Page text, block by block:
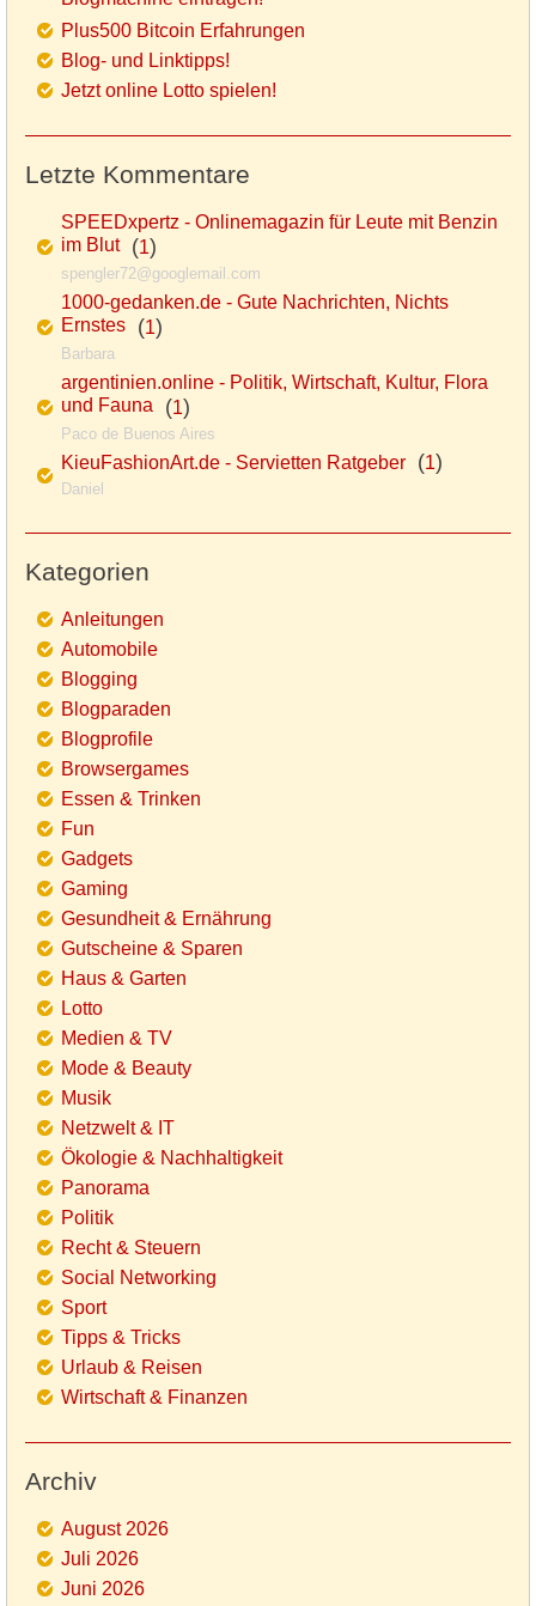
Plus500 Bitcoin Erfahrungen
Blog- und Linktipps!
Jetzt online Lotto spielen!
Letzte Kommentare
SPEEDxpertz - Onlinemagazin für Leute mit Benzin
im Blut(1)
spengler72@googlemail.com
1000-gedanken.de - Gute Nachrichten, Nichts
Ernstes (1)
Barbara
argentinien.online - Politik, Wirtschaft, Kultur, Flora
und Fauna (1)
Paco de Buenos Aires
KieuFashionArt.de - Servietten Ratgeber (1)
Daniel
Kategorien
Anleitungen
Automobile
Blogging
Blogparaden
Blogprofile
Browsergames
Essen & Trinken
Fun
Gadgets
Gaming
Gesundheit & Ernährung
Gutscheine & Sparen
Haus & Garten
Lotto
Medien & TV
Mode & Beauty
Musik
Netzwelt & IT
Ökologie & Nachhaltigkeit
Panorama
Politik
Recht & Steuern
Social Networking
Sport
Tipps & Tricks
Urlaub & Reisen
Wirtschaft & Finanzen
Archiv
August 2026
Juli 2026
Juni 2026